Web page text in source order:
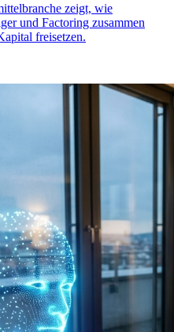
zeigt, wie
und Factoring zusammen
freisetzen.